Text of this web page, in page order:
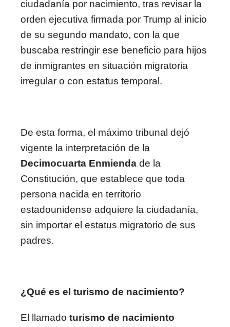
ciudadanía por nacimiento, tras revisar la
orden ejecutiva firmada por Trump al inicio
de su segundo mandato, con la que
buscaba restringir ese beneficio para hijos
de inmigrantes en situación migratoria
irregular o con estatus temporal.
De esta forma, el máximo tribunal dejó
vigente la interpretación de la
Decimocuarta Enmienda de la
Constitución, que establece que toda
persona nacida en territorio
estadounidense adquiere la ciudadanía,
sin importar el estatus migratorio de sus
padres.
¿Qué es el turismo de nacimiento?
El llamado turismo de nacimiento